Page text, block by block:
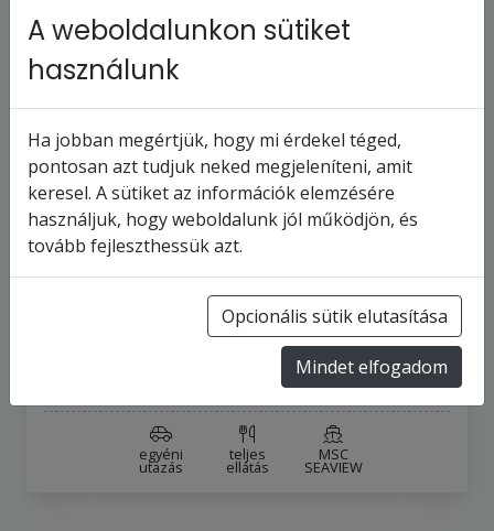
MSC SEAVIEW - Olaszország,
Spanyolország, Franciaország (a
napos hajóútOlaszország
turnus2026.8.15-tól
346 702 Ft-tól
egyéni
utazás
teljes
ellátás
MSC
SEAVIEW
A weboldalunkon sütiket
használunk
Ha jobban megértjük, hogy mi érdekel téged,
pontosan azt tudjuk neked megjeleníteni, amit
keresel. A sütiket az információk elemzésére
használjuk, hogy weboldalunk jól működjön, és
tovább fejleszthessük azt.
Opcionális sütik elutasítása
Mindet elfogadom